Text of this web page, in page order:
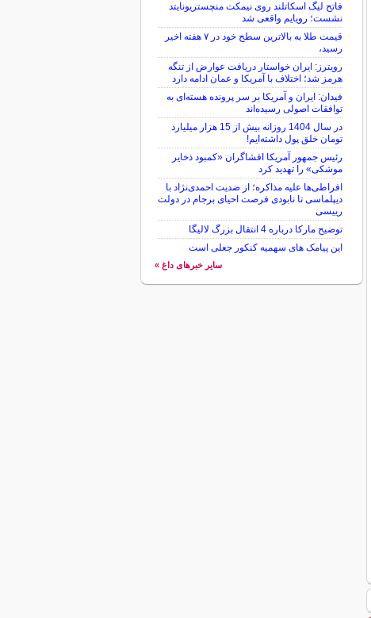
فاتح لیگ اسکاتلند روی نیمکت منچستریونایتد
نشست؛ رویایم واقعی شد
قیمت طلا به بالاترین سطح خود در ۷ هفته اخیر
رسید،
رویترز: ایران خواستار دریافت عوارض از تنگه
هرمز شد؛ اختلاف با آمریکا و عمان ادامه دارد
فیدان: ایران و آمریکا بر سر پرونده هسته‌ای به
توافقات اصولی رسیده‌اند
در سال 1404 روزانه بیش از 15 هزار میلیارد
تومان خلق پول داشته‌ایم!
رئیس جمهور آمریکا افشاگران «کمبود ذخایر
موشکی» را تهدید کرد
افراطی‌ها علیه مذاکره؛ از ضدیت احمدی‌نژاد با
دیپلماسی تا نابودی فرصت احیای برجام در دولت
رییسی
توضیح مارکا درباره 4 انتقال بزرگ لالیگا
این پیامک های سهمیه کنکور جعلی است
سایر خبرهای داغ »